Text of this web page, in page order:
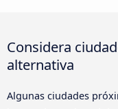
Considera
alternativa
Algunas ciudades